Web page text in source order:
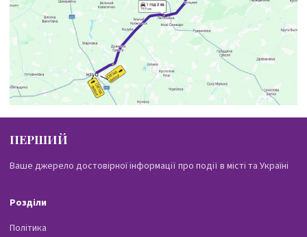
ПЕРШИЙ
Ваше джерело достовірної інформації про події в місті та Україні
Розділи
Політика